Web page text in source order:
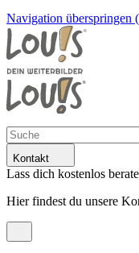
Navigation überspringen
Kontakt
Lass dich kostenlos
Hier findest du unsere